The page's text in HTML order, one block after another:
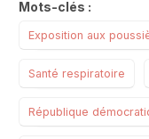
Mots-clés :
Exposition aux
Santé respiratoire
République